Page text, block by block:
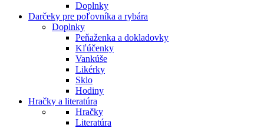
Doplnky
Darčeky pre poľovníka a rybára
Doplnky
Peňaženka a dokladovky
Kľúčenky
Vankúše
Likérky
Sklo
Hodiny
Hračky a literatúra
Hračky
Literatúra